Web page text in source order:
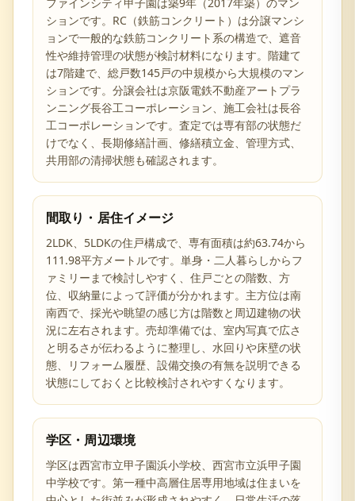
ションです。RC（鉄筋コンクリート）は分譲マンシ
ョンで一般的な鉄筋コンクリート系の構造で、遮音
性や維持管理の状態が検討材料になります。階建て
は7階建で、総戸数145戸の中規模から大規模のマン
ションです。分譲会社は京阪電鉄不動産アートプラ
ンニング長谷工コーポレーション、施工会社は長谷
工コーポレーションです。査定では専有部の状態だ
けでなく、長期修繕計画、修繕積立金、管理方式、
共用部の清掃状態も確認されます。
間取り・居住イメージ
2LDK、5LDKの住戸構成で、専有面積は約63.74から
111.98平方メートルです。単身・二人暮らしからフ
ァミリーまで検討しやすく、住戸ごとの階数、方
位、収納量によって評価が分かれます。主方位は南
南西で、採光や眺望の感じ方は階数と周辺建物の状
況に左右されます。売却準備では、室内写真で広さ
と明るさが伝わるように整理し、水回りや床壁の状
態、リフォーム履歴、設備交換の有無を説明できる
状態にしておくと比較検討されやすくなります。
学区・周辺環境
学区は西宮市立甲子園浜小学校、西宮市立浜甲子園
中学校です。第一種中高層住居専用地域は住まいを